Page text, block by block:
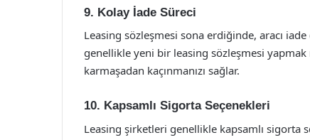
9. Kolay İade Süreci
Leasing sözleşmesi sona erdiğinde, aracı
genellikle yeni bir leasing sözleşmesi
karmaşadan kaçınmanızı sağlar.
10. Kapsamlı Sigorta Seçenekleri
Leasing şirketleri genellikle kapsamlı sigorta